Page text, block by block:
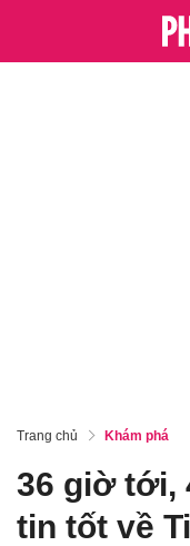
Trang chủ Khám phá
36 giờ tới,
tin tốt về